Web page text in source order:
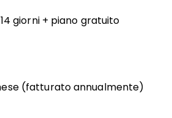
giorni + piano gratuito
(fatturato annualmente)